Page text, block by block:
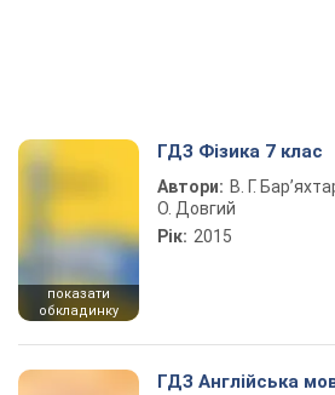
показати
обкладинку
ГДЗ Фізика 7 клас
Автори: В. Г.
О. Довгий
Рік: 2015
ГДЗ Англійська